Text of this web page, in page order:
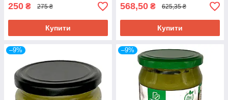
250 ₴ 275 ₴
Купити
568,50 ₴ 625,35 ₴
Купити
–9% –9%